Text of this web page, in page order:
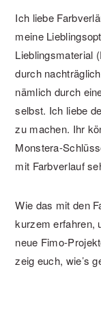
Ich liebe
meine
Lieblingsmaterial
durch
nämlich durch
selbst. Ich liebe
zu machen. Ihr
Monstera-
mit Farbverlauf
Wie das mit den
kurzem erfahren,
neue Fimo-
zeig euch, wie’s